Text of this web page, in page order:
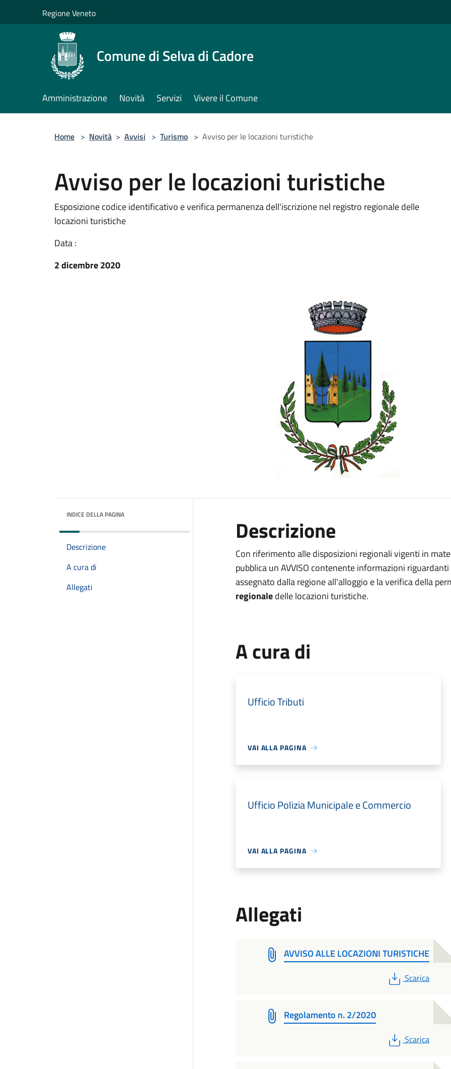
Regione Veneto
Comune di Selva di Cadore
Amministrazione Novità Servizi Vivere il Comune
Home > Novità > Avvisi > Turismo > Avviso per le locazioni turistiche
Avviso per le locazioni turistiche
Esposizione codice identificativo e verifica permanenza dell'iscrizione nel registro regionale delle
locazioni turistiche
Data :
2 dicembre 2020
INDICE DELLA PAGINA
Descrizione
A cura di
Allegati
Descrizione
Con riferimento alle disposizioni regionali vigenti in
pubblica un AVVISO contenente informazioni
assegnato dalla regione all'alloggio e la verifica della
regionaledelle locazioni turistiche.
A cura di
Ufficio Tributi
VAI ALLA PAGINA
Ufficio Polizia Municipale e Commercio
VAI ALLA PAGINA
Allegati
AVVISO ALLE LOCAZIONI TURISTICHE
PDF
Scarica
Regolamento n. 2/2020
PDF
Scarica